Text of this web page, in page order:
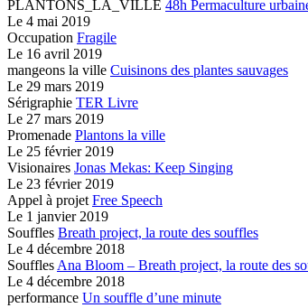
PLANTONS_LA_VILLE 48h Permaculture
Le 4 mai 2019
Occupation Fragile
Le 16 avril 2019
mangeons la ville Cuisinons des plantes sauvages
Le 29 mars 2019
Sérigraphie TER Livre
Le 27 mars 2019
Promenade Plantons la ville
Le 25 février 2019
Visionaires Jonas Mekas: Keep Singing
Le 23 février 2019
Appel à projet Free Speech
Le 1 janvier 2019
Souffles Breath project, la route des souffles
Le 4 décembre 2018
Souffles Ana Bloom – Breath project, la route des
Le 4 décembre 2018
performance Un souffle d’une minute